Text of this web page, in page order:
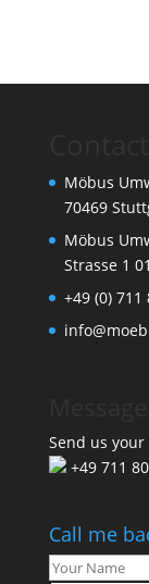
Möbus
70469
Möbus
Strasse 1
+49 (0) 711
Send us
+49 711
Call me